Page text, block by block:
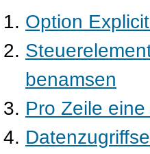
Option
benamsen
Pro Zeile